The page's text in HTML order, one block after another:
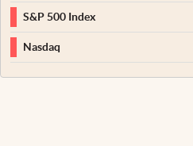
S&P 500 Index
Nasdaq